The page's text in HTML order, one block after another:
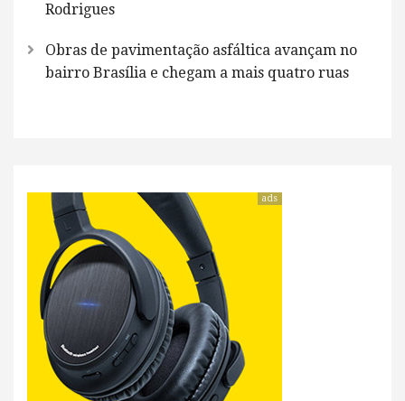
Rodrigues
Obras de pavimentação asfáltica avançam no
bairro Brasília e chegam a mais quatro ruas
ads